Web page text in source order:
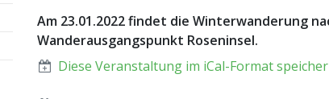
Am 23.01.2022 findet die Winterwanderung
Wanderausgangspunkt Roseninsel.
Diese Veranstaltung im iCal-Format